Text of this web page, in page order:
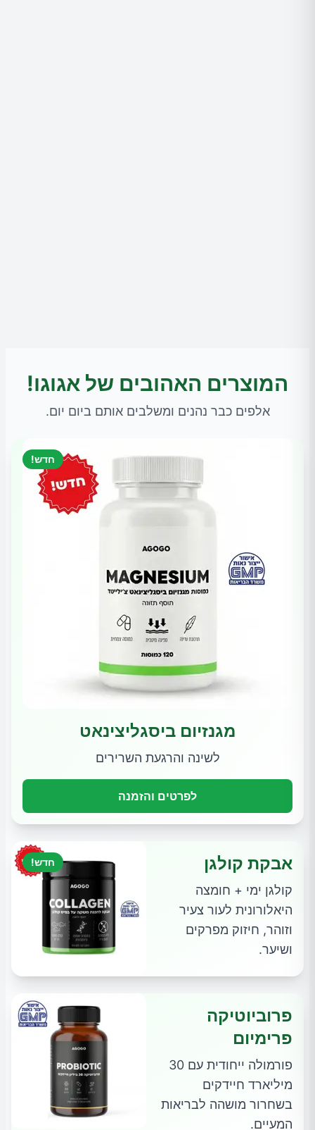
המוצרים האהובים של אגוגו!
אלפים כבר נהנים ומשלבים אותם ביום יום.
חדש!
מגנזיום ביסגליצינאט
לשינה והרגעת השרירים
לפרטים והזמנה
חדש! אבקת קולגן
קולגן ימי + חומצה
היאלורונית לעור צעיר
וזוהר, חיזוק מפרקים
ושיער.
פרוביוטיקה
פרימיום
פורמולה ייחודית עם 30
מיליארד חיידקים
בשחרור מושהה לבריאות
המעיים.